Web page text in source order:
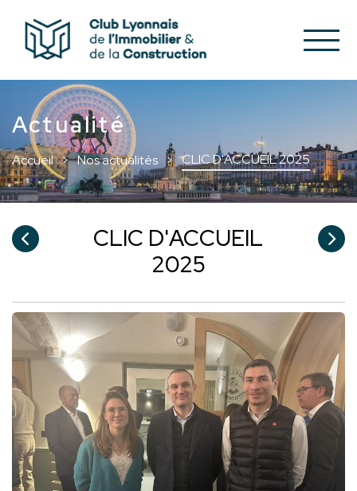
Actualité
Accueil Nos actualités CLIC D'ACCUEIL 2025
CLIC D'ACCUEIL
2025